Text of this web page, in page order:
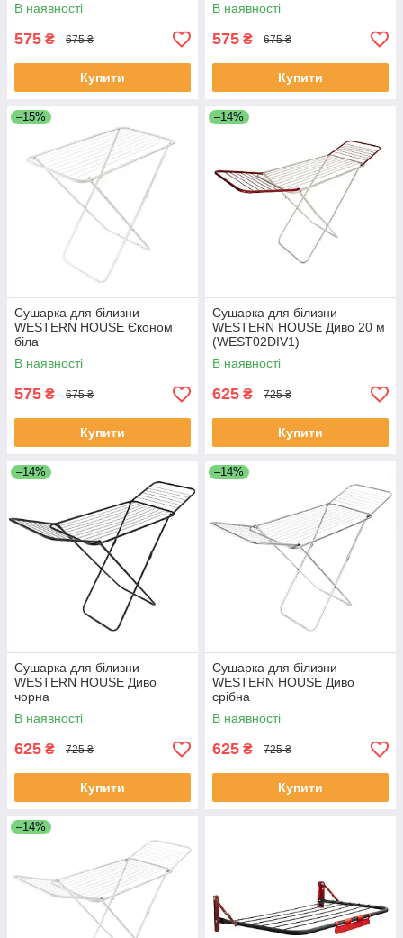
В наявності
575 ₴ 675 ₴
Купити
В наявності
575 ₴ 675 ₴
Купити
–15%
Сушарка для білизни
WESTERN HOUSE Єконом
біла
В наявності
575 ₴ 675 ₴
Купити
–14%
Сушарка для білизни
WESTERN HOUSE Диво 20 м
(WEST02DIV1)
В наявності
625 ₴ 725 ₴
Купити
–14%
Сушарка для білизни
WESTERN HOUSE Диво
чорна
В наявності
625 ₴ 725 ₴
Купити
–14%
Сушарка для білизни
WESTERN HOUSE Диво
срібна
В наявності
625 ₴ 725 ₴
Купити
–14%